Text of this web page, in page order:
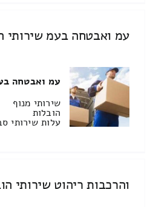
עמ ואבטחה בעמ שירותי
עמ ואבטחה
שירותי מנוף
הובלות
עלות שירותי
והרכבות ריהוט שירותי